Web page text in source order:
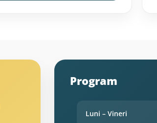
Program
Luni – Vineri